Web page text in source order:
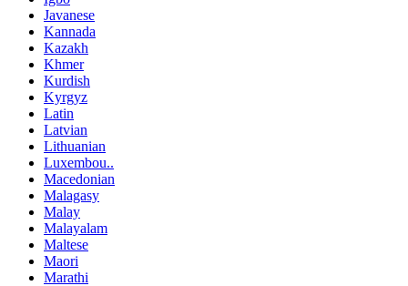
Javanese
Kannada
Kazakh
Khmer
Kurdish
Kyrgyz
Latin
Latvian
Lithuanian
Luxembou..
Macedonian
Malagasy
Malay
Malayalam
Maltese
Maori
Marathi